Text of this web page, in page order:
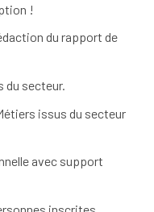
!
du rapport de
du secteur.
issus du secteur
avec support